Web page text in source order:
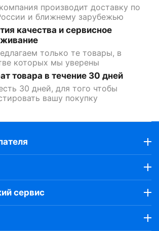
производит доставку по
и ближнему зарубежью
качества и сервисное
только те товары, в
которых мы уверены
товара в течение 30 дней
30 дней, для того чтобы
вашу покупку
сервис